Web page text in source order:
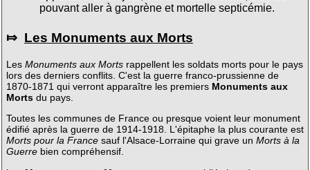
pouvant aller à gangrène et mortelle septicémie.
⤇ Les Monuments aux Morts
Les Monuments aux Mortsrappellent les soldats morts pour le pays
lors des derniers conflits. C'est la guerre franco-prussienne de
1870-1871 qui verront apparaître les premiers Monuments aux
Mortsdu pays.
Toutes les communes de France ou presque voient leur monument
édifié après la guerre de 1914-1918. L'épitaphe la plus courante est
Morts pour la Francesauf l'Alsace-Lorraine qui grave un Morts à la
Guerrebien compréhensif.